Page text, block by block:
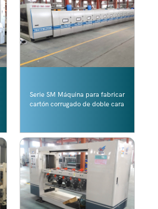
Serie SM Máquina para fabricar
cartón corrugado de doble cara